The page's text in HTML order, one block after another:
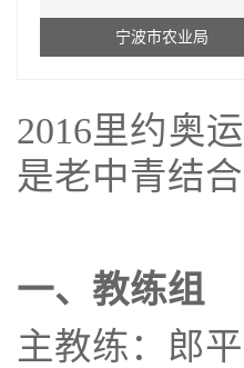
宁波市农业局
2016里约奥
是老中青结
一、教练组
主教练：郎